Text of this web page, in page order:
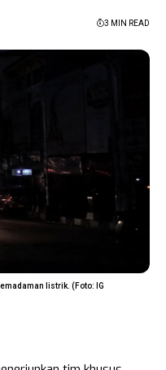
3 MIN READ
listrik. (Foto: IG